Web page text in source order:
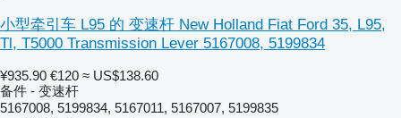
小型牵引车 L95 的 变速杆 New Holland Fiat Ford 35, L95,
Tl, T5000 Transmission Lever 5167008, 5199834
¥935.90 €120 ≈ US$138.60
备件 - 变速杆
5167008, 5199834, 5167011, 5167007, 5199835